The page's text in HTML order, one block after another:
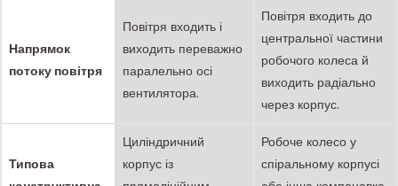
Напрямок
потоку повітря
Повітря входить і
виходить переважно
паралельно осі
вентилятора.
Повітря входить до
центральної частини
робочого колеса й
виходить радіально
через корпус.
Типова
Циліндричний
корпус із
Робоче колесо у
спіральному корпусі